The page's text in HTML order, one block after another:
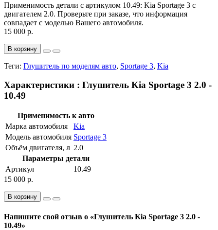
Применимость детали с артикулом 10.49: Kia Sportage 3 с
двигателем 2.0. Проверьте при заказе, что информация
совпадает с моделью Вашего автомобиля.
15 000 р.
В корзину
Теги: Глушитель по моделям авто, Sportage 3, Kia
Характеристики : Глушитель Kia Sportage 3 2.0 -
10.49
Применимость к авто
Марка автомобиля
Kia
Модель автомобиля Sportage 3
Объём двигателя, л 2.0
Параметры детали
Артикул
10.49
15 000 р.
В корзину
Напишите свой отзыв о «Глушитель Kia Sportage 3 2.0 -
10.49»